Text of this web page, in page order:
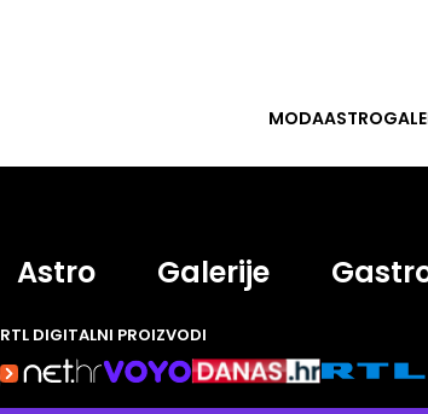
MODAASTRO
Astro Galerije
RTL DIGITALNI PROIZVODI